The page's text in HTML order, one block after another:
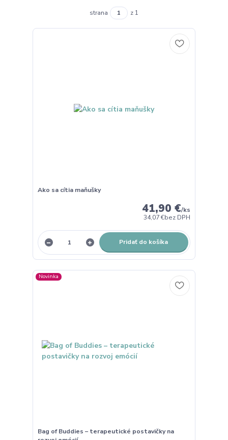
strana z 1
Ako sa cítia maňušky
41,90 €/ks
34,07 €bez DPH
Pridať do košíka
Novinka
Bag of Buddies – terapeutické postavičky na